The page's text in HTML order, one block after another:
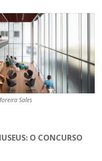
Sales
O CONCURSO